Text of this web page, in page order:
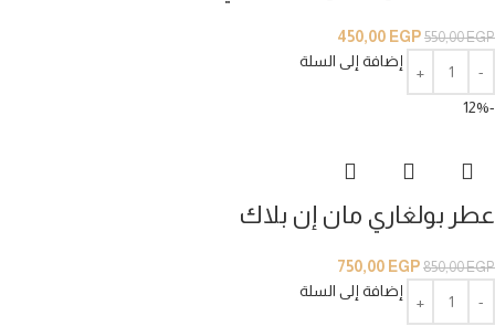
550,00EGP
450,00 EGP
إضافة إلى السلة
-12%
عطر بولغاري مان إن بلاك
850,00EGP
750,00 EGP
إضافة إلى السلة